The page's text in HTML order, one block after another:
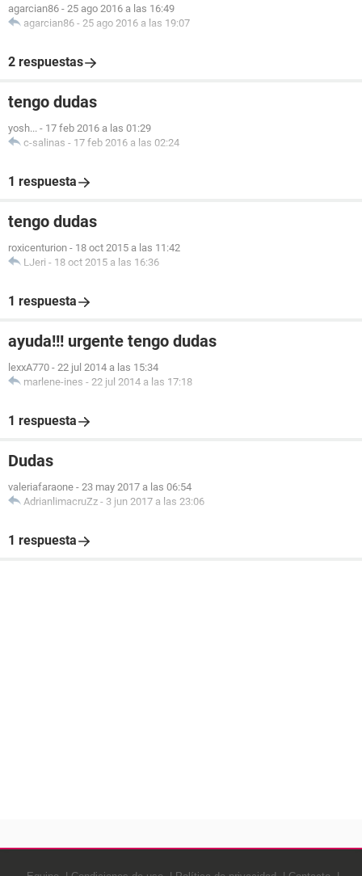
agarcian86 - 25 ago 2016 a las 16:49
agarcian86 - 25 ago 2016 a las 19:07
2 respuestas
tengo dudas
yosh... - 17 feb 2016 a las 01:29
c-salinas - 17 feb 2016 a las 02:24
1 respuesta
tengo dudas
roxicenturion - 18 oct 2015 a las 11:42
LJeri - 18 oct 2015 a las 16:36
1 respuesta
ayuda!!! urgente tengo dudas
lexxA770 - 22 jul 2014 a las 15:34
marlene-ines - 22 jul 2014 a las 17:18
1 respuesta
Dudas
valeriafaraone - 23 may 2017 a las 06:54
AdrianlimacruZz - 3 jun 2017 a las 23:06
1 respuesta